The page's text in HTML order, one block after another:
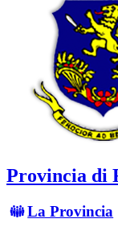
Provincia di
La Provincia